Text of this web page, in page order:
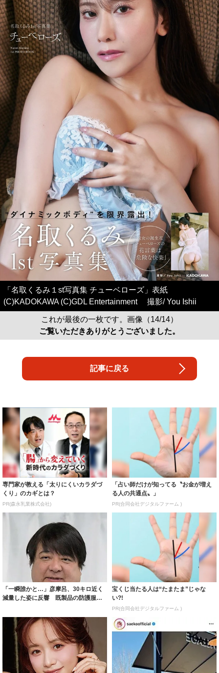
「名取くるみ１st写真集 チューベローズ」表紙
(C)KADOKAWA (C)GDL Entertainment 撮影/ You Ishii
これが最後の一枚です。画像（14/14）
ご覧いただきありがとうございました。
記事に戻る
専門家が教える「太りにくいカラダづ
くり」のカギとは？
PR(森永乳業株式会社)
「占い師だけが知ってる〝お金が増え
る人の共通点〟」
PR(合同会社デジタルファーム )
「一瞬誰かと…」彦摩呂、30キロ近く
減量した姿に反響 既製品の防護服が
宝くじ当たる人は“たまたま”じゃな
い?!
PR(合同会社デジタルファーム )